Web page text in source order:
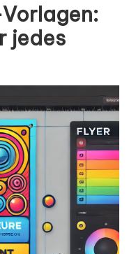
:
jedes